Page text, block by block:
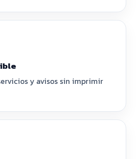
y avisos sin imprimir